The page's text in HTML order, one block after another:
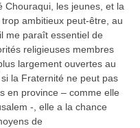
Chouraqui, les jeunes, et la
ambitieux peut-être, au
me paraît essentiel de
religieuses membres
largement ouvertes au
la Fraternité ne peut pas
en province – comme elle
-, elle a la chance
de